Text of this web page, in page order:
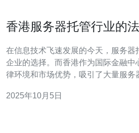
香港服务器托管行业的
在信息技术飞速发展的今天，服务器
企业的选择。而香港作为国际金融中
律环境和市场优势，吸引了大量服务
对的重要课题。本文将为您详细阐述
2025年10月5日